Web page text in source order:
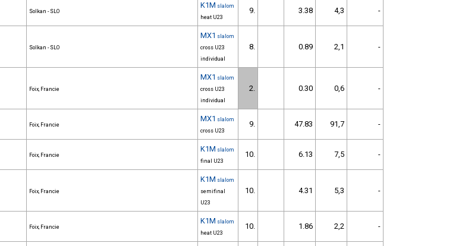
Solkan - SLO
K1M slalom
heat U23
9. 3.38 4,3 -
Solkan - SLO
MX1 slalom
cross U23
individual
8. 0.89 2,1 -
Foix, Francie
MX1 slalom
cross U23
individual
2. 0.30 0,6 -
Foix, Francie
MX1 slalom
cross U23
9. 47.83 91,7 -
Foix, Francie
K1M slalom
final U23
10. 6.13 7,5 -
Foix, Francie
K1M slalom
semifinal
U23
10. 4.31 5,3 -
Foix, Francie
K1M slalom
heat U23
10. 1.86 2,2 -